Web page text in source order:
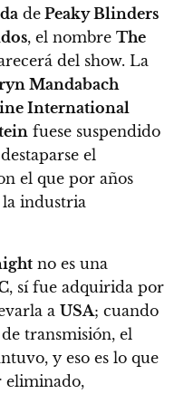
de Peaky Blinders
, el nombre The
del show. La
Mandabach
International
fuese suspendido
el
el que por años
la industria
no es una
, sí fue adquirida por
a USA; cuando
transmisión, el
y eso es lo que
eliminado,